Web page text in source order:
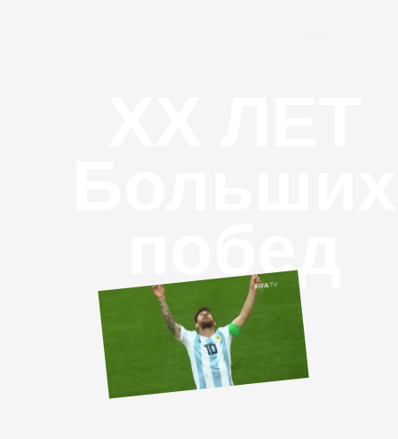
побед